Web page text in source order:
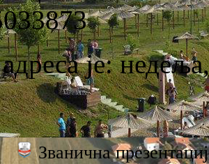
"Viminacium"
- Поглед са торња
је:
Званична